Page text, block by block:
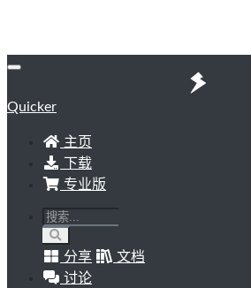
Quicker
主页
下载
专业版
分享
文档
讨论